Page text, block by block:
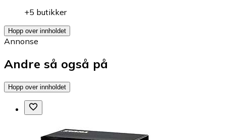
+5 butikker
Hopp over innholdet
Annonse
Andre så også på
Hopp over innholdet